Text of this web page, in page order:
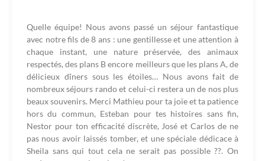
Quelle équipe! Nous avons passé un séjour fantastique
avec notre fils de 8 ans : une gentillesse et une attention à
chaque instant, une nature préservée, des animaux
respectés, des plans B encore meilleurs que les plans A, de
délicieux dîners sous les étoiles… Nous avons fait de
nombreux séjours rando et celui-ci restera un de nos plus
beaux souvenirs. Merci Mathieu pour ta joie et ta patience
hors du commun, Esteban pour tes histoires sans fin,
Nestor pour ton efficacité discrète, José et Carlos de ne
pas nous avoir laissés tomber, et une spéciale dédicace à
Sheila sans qui tout cela ne serait pas possible ??. On